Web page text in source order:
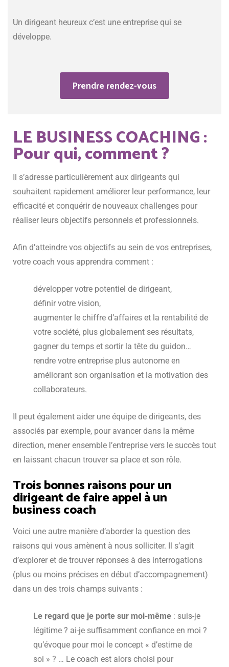
Un dirigeant heureux c’est une entreprise qui se
développe.
Prendre rendez-vous
LE BUSINESS COACHING :
Pour qui, comment ?
Il s’adresse particulièrement aux dirigeants qui
souhaitent rapidement améliorer leur performance, leur
efficacité et conquérir de nouveaux challenges pour
réaliser leurs objectifs personnels et professionnels.
Afin d’atteindre vos objectifs au sein de vos entreprises,
votre coach vous apprendra comment :
développer votre potentiel de dirigeant,
définir votre vision,
augmenter le chiffre d’affaires et la rentabilité de
votre société, plus globalement ses résultats,
gagner du temps et sortir la tête du guidon…
rendre votre entreprise plus autonome en
améliorant son organisation et la motivation des
collaborateurs.
Il peut également aider une équipe de dirigeants, des
associés par exemple, pour avancer dans la même
direction, mener ensemble l’entreprise vers le succès tout
en laissant chacun trouver sa place et son rôle.
Trois bonnes raisons pour un
dirigeant de faire appel à un
business coach
Voici une autre manière d’aborder la question des
raisons qui vous amènent à nous solliciter. Il s’agit
d’explorer et de trouver réponses à des interrogations
(plus ou moins précises en début d’accompagnement)
dans un des trois champs suivants :
Le regard que je porte sur moi-même : suis-je
légitime ? ai-je suffisamment confiance en moi ?
qu’évoque pour moi le concept « d’estime de
soi » ? … Le coach est alors choisi pour